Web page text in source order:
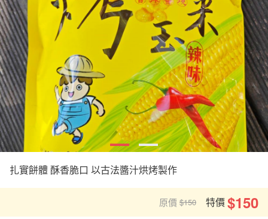
扎實餅體 酥香脆口 以古法醬汁烘烤製作
原價 $150 特價$150